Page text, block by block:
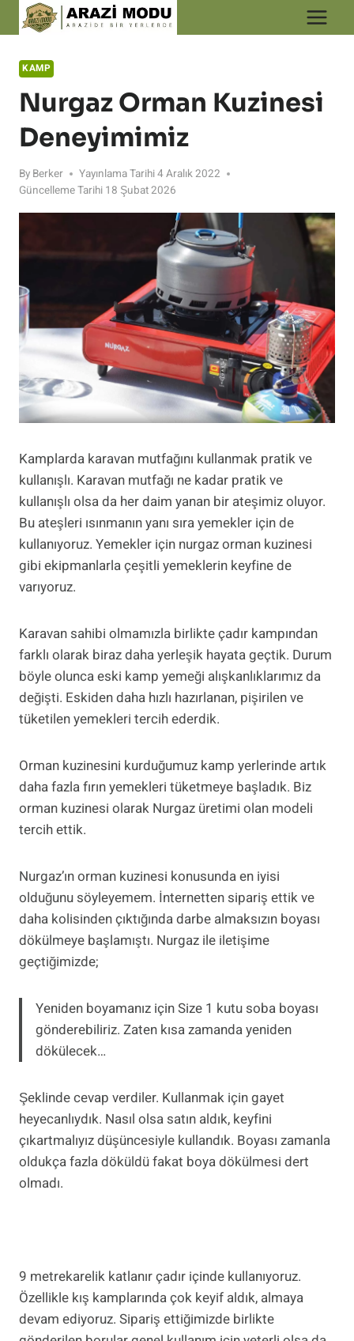
to
KAMP
Nurgaz Orman Kuzinesi
Deneyimimiz
By Berker Yayınlama Tarihi4 Aralık 2022
Güncelleme Tarihi 18 Şubat 2026
Kamplarda karavan mutfağını kullanmak pratik ve
kullanışlı. Karavan mutfağı ne kadar pratik ve
kullanışlı olsa da her daim yanan bir ateşimiz oluyor.
Bu ateşleri ısınmanın yanı sıra yemekler için de
kullanıyoruz. Yemekler için nurgaz orman kuzinesi
gibi ekipmanlarla çeşitli yemeklerin keyfine de
varıyoruz.
Karavan sahibi olmamızla birlikte çadır kampından
farklı olarak biraz daha yerleşik hayata geçtik. Durum
böyle olunca eski kamp yemeği alışkanlıklarımız da
değişti. Eskiden daha hızlı hazırlanan, pişirilen ve
tüketilen yemekleri tercih ederdik.
Orman kuzinesini kurduğumuz kamp yerlerinde artık
daha fazla fırın yemekleri tüketmeye başladık. Biz
orman kuzinesi olarak Nurgaz üretimi olan modeli
tercih ettik.
Nurgaz’ın orman kuzinesi konusunda en iyisi
olduğunu söyleyemem. İnternetten sipariş ettik ve
daha kolisinden çıktığında darbe almaksızın boyası
dökülmeye başlamıştı. Nurgaz ile iletişime
geçtiğimizde;
Yeniden boyamanız için Size 1 kutu soba boyası
gönderebiliriz. Zaten kısa zamanda yeniden
dökülecek…
Şeklinde cevap verdiler. Kullanmak için gayet
heyecanlıydık. Nasıl olsa satın aldık, keyfini
çıkartmalıyız düşüncesiyle kullandık. Boyası zamanla
oldukça fazla döküldü fakat boya dökülmesi dert
olmadı.
9 metrekarelik katlanır çadır içinde kullanıyoruz.
Özellikle kış kamplarında çok keyif aldık, almaya
devam ediyoruz. Sipariş ettiğimizde birlikte